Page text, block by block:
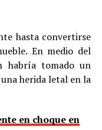
hasta convertirse
En medio del
habría tomado un
herida letal en la
en choque en